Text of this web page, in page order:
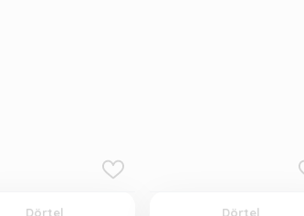
Dörtel
Dörtel